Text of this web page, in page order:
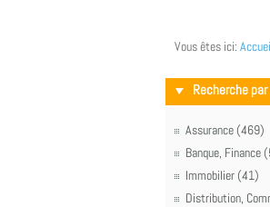
Vous êtes ici:
Recherche
Assurance (469)
Banque, Finance
Immobilier (41)
Distribution,